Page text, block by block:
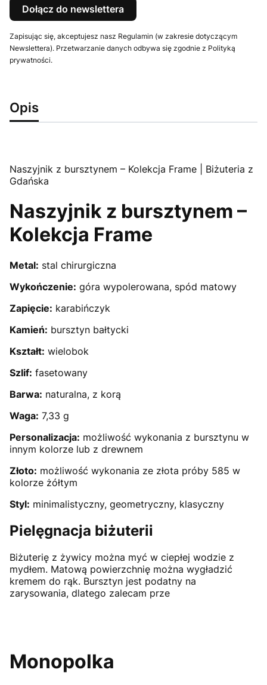
Dołącz do newslettera
Zapisując się, akceptujesz nasz Regulamin (w zakresie dotyczącym
Newslettera). Przetwarzanie danych odbywa się zgodnie z Polityką
prywatności.
Opis
Naszyjnik z bursztynem – Kolekcja Frame | Biżuteria z
Gdańska
Naszyjnik z bursztynem –
Kolekcja Frame
Metal: stal chirurgiczna
Wykończenie: góra wypolerowana, spód matowy
Zapięcie: karabińczyk
Kamień: bursztyn bałtycki
Kształt: wielobok
Szlif: fasetowany
Barwa: naturalna, z korą
Waga: 7,33 g
Personalizacja: możliwość wykonania z bursztynu w
innym kolorze lub z drewnem
Złoto: możliwość wykonania ze złota próby 585 w
kolorze żółtym
Styl: minimalistyczny, geometryczny, klasyczny
Pielęgnacja biżuterii
Biżuterię z żywicy można myć w ciepłej wodzie z
mydłem. Matową powierzchnię można wygładzić
kremem do rąk. Bursztyn jest podatny na
zarysowania, dlatego zalecam prze
Monopolka